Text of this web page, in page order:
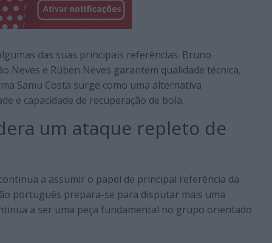
das suas principais referências. Bruno
Neves e Rúben Neves garantem qualidade técnica,
Samu Costa surge como uma alternativa
e capacidade de recuperação de bola.
um ataque repleto de
a assumir o papel de principal referência da
português prepara-se para disputar mais uma
a ser uma peça fundamental no grupo orientado